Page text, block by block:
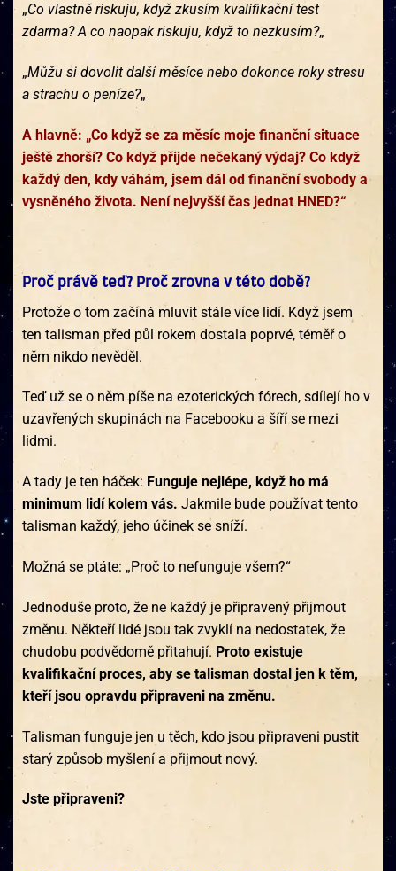
„Co vlastně riskuju, když zkusím kvalifikační test
zdarma? A co naopak riskuju, když to nezkusím?„
„Můžu si dovolit další měsíce nebo dokonce roky stresu
a strachu o peníze?„
A hlavně: „Co když se za měsíc moje finanční situace
ještě zhorší? Co když přijde nečekaný výdaj? Co když
každý den, kdy váhám, jsem dál od finanční svobody a
vysněného života. Není nejvyšší čas jednat HNED?“
Proč právě teď? Proč zrovna v této době?
Protože o tom začíná mluvit stále více lidí. Když jsem
ten talisman před půl rokem dostala poprvé, téměř o
něm nikdo nevěděl.
Teď už se o něm píše na ezoterických fórech, sdílejí ho v
uzavřených skupinách na Facebooku a šíří se mezi
lidmi.
A tady je ten háček: Funguje nejlépe, když ho má
minimum lidí kolem vás. Jakmile bude používat tento
talisman každý, jeho účinek se sníží.
Možná se ptáte: „Proč to nefunguje všem?“
Jednoduše proto, že ne každý je připravený přijmout
změnu. Někteří lidé jsou tak zvyklí na nedostatek, že
chudobu podvědomě přitahují. Proto existuje
kvalifikační proces, aby se talisman dostal jen k těm,
kteří jsou opravdu připraveni na změnu.
Talisman funguje jen u těch, kdo jsou připraveni pustit
starý způsob myšlení a přijmout nový.
Jste připraveni?